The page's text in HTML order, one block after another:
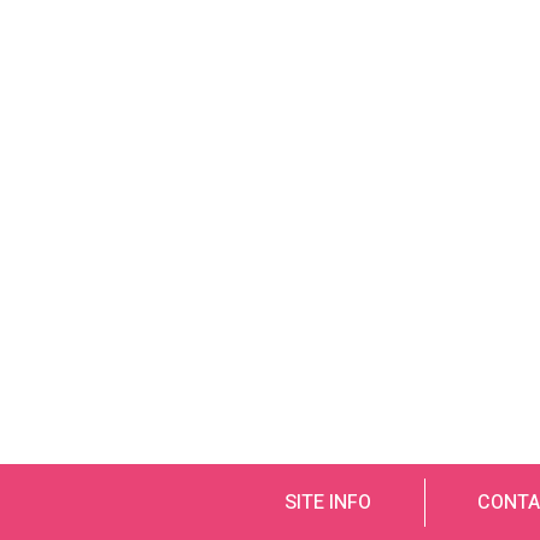
SITE INFO